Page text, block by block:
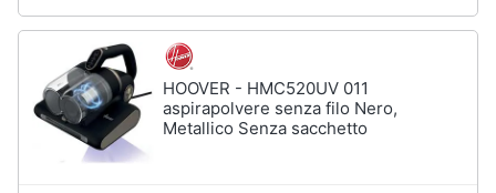
in
Frigoriferi
offerta
Lavatrici
HOOVER - HMC520UV 011
aspirapolvere senza filo Nero,
Metallico Senza sacchetto